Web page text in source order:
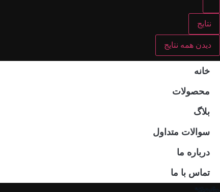
نتایج
دیدن همه نتایج
خانه
محصولات
بلاگ
سوالات متداول
درباره ما
تماس با ما